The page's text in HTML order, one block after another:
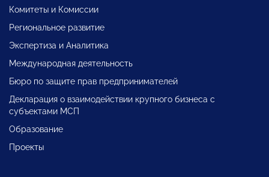
Комитеты и Комиссии
Региональное развитие
Экспертиза и Аналитика
Международная деятельность
Бюро по защите прав предпринимателей
Декларация о взаимодействии крупного бизнеса с
субъектами МСП
Образование
Проекты